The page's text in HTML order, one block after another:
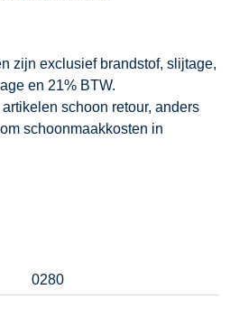
zijn exclusief brandstof, slijtage,
en 21% BTW.
schoon retour, anders
schoonmaakkosten in
0280